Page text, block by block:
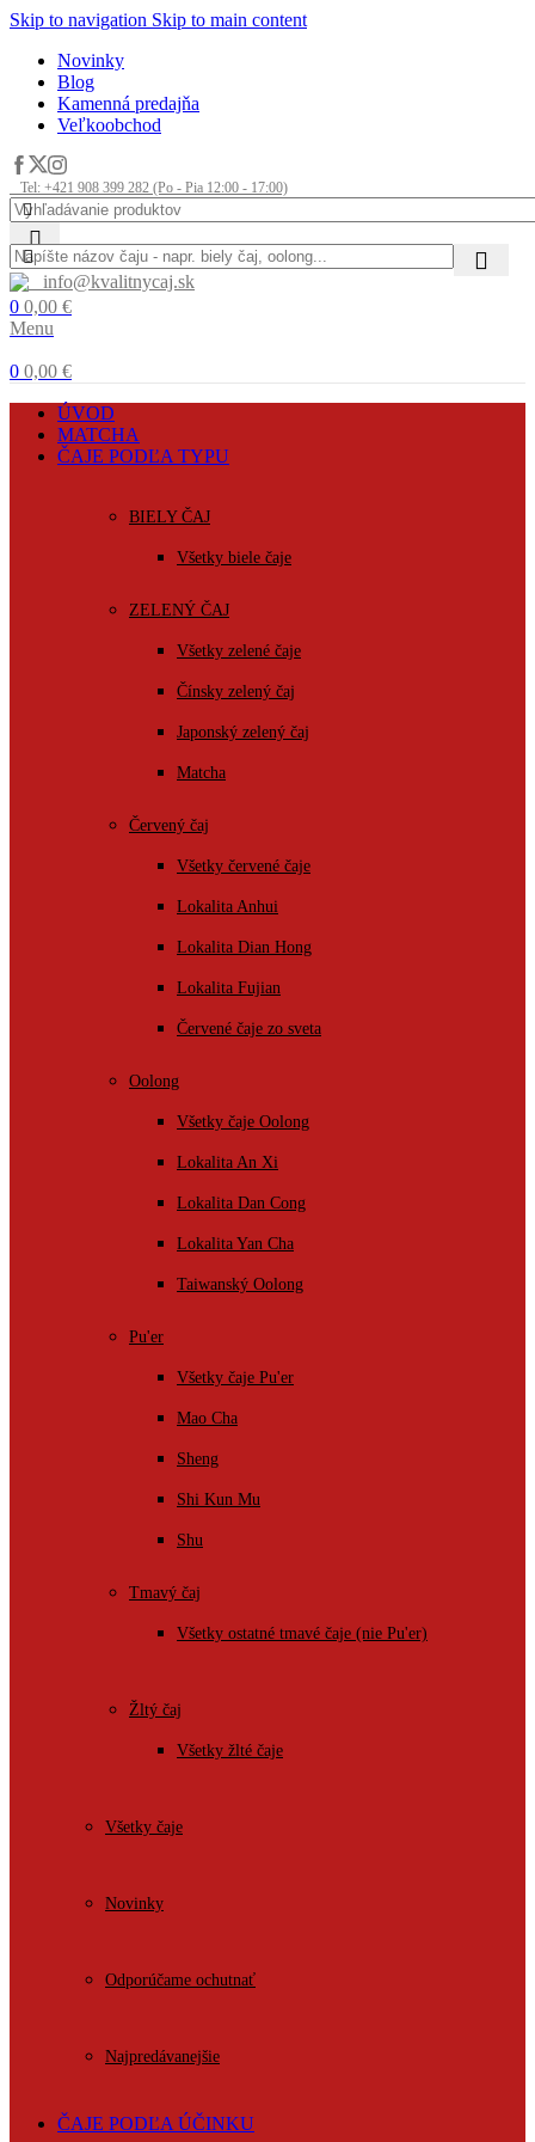
Skip to navigation Skip to main content
Novinky
Blog
Kamenná predajňa
Veľkoobchod
Tel: +421 908 399 282 (Po - Pia 12:00 - 17:00)
info@kvalitnycaj.sk
0 0,00 €
Menu
0 0,00 €
ÚVOD
MATCHA
ČAJE PODĽA TYPU
BIELY ČAJ
Všetky biele čaje
ZELENÝ ČAJ
Všetky zelené čaje
Čínsky zelený čaj
Japonský zelený čaj
Matcha
Červený čaj
Všetky červené čaje
Lokalita Anhui
Lokalita Dian Hong
Lokalita Fujian
Červené čaje zo sveta
Oolong
Všetky čaje Oolong
Lokalita An Xi
Lokalita Dan Cong
Lokalita Yan Cha
Taiwanský Oolong
Pu'er
Všetky čaje Pu'er
Mao Cha
Sheng
Shi Kun Mu
Shu
Tmavý čaj
Všetky ostatné tmavé čaje (nie Pu'er)
Žltý čaj
Všetky žlté čaje
Všetky čaje
Novinky
Odporúčame ochutnať
Najpredávanejšie
ČAJE PODĽA ÚČINKU